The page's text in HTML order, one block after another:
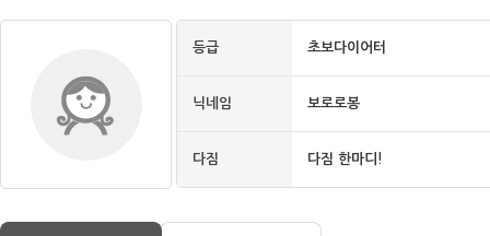
등급 초보다이어터
닉네임 보로로봉
다짐 다짐 한마디!